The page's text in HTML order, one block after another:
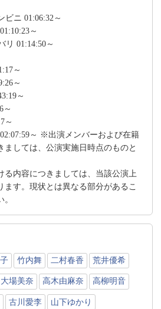
ビニ 01:06:32～
～
リ 01:14:50～
～
～
～
～
～
～ ※出演メンバーおよび在籍
ましては、公演実施日時点のものと
内容につきましては、当該公演上
ます。現状とは異なる部分があるこ
竹内舞 二村春香 荒井優希
大場美奈 高木由麻奈 高柳明音
古川愛李 山下ゆかり